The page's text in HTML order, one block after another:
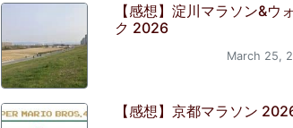
【感想】淀川マラソン&ウ
ク 2026
March 25,
【感想】京都マラソン